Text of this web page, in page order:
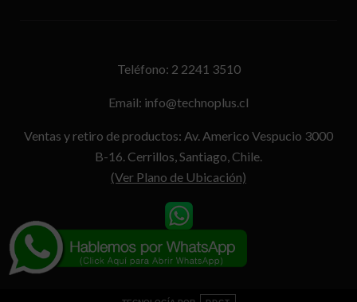
Teléfono: 2 2241 3510
Email: info@technoplus.cl
Ventas y retiro de productos: Av. Americo Vespucio 3000
B-16. Cerrillos, Santiago, Chile.
(Ver Plano de Ubicación)